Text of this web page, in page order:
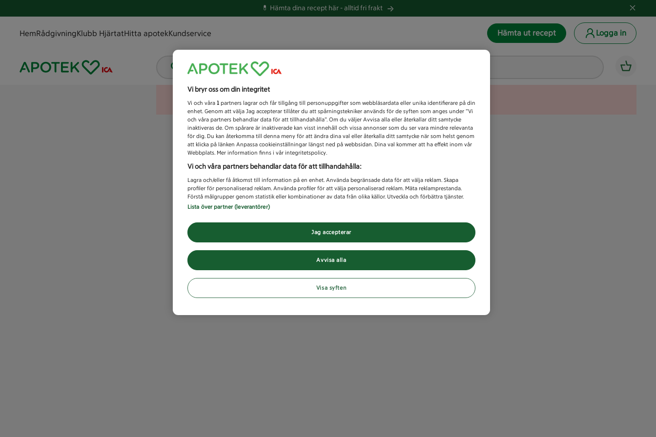
💊 Hämta dina recept här -alltid fri frakt
HemRådgivningKlubb HjärtatHitta apotekKundservice Hämta ut recept Logga in
Vad letar du efter idag?
Unknown error
Vi bryr oss om din integritet
Vi och våra 1 partners lagrar och får tillgång till personuppgifter som webbläsardata eller unika identifierare på din
enhet. Genom att välja Jag accepterar tillåter du att spårningstekniker används för de syften som anges under ”Vi
och våra partners behandlar data för att tillhandahålla”. Om du väljer Avvisa alla eller återkallar ditt samtycke
inaktiveras de. Om spårare är inaktiverade kan visst innehåll och vissa annonser som du ser vara mindre relevanta
för dig. Du kan återkomma till denna meny för att ändra dina val eller återkalla ditt samtycke när som helst genom
att klicka på länken Anpassa cookieinställningar längst ned på webbsidan. Dina val kommer att ha effekt inom vår
Webbplats. Mer information finns i vår integritetspolicy.
Vi och våra partners behandlar data för att tillhandahålla:
Lagra och/eller få åtkomst till information på en enhet. Använda begränsade data för att välja reklam. Skapa
profiler för personaliserad reklam. Använda profiler för att välja personaliserad reklam. Mäta reklamprestanda.
Förstå målgrupper genom statistik eller kombinationer av data från olika källor. Utveckla och förbättra tjänster.
Lista över partner (leverantörer)
Avvisa alla
Jag accepterar
Visa syften